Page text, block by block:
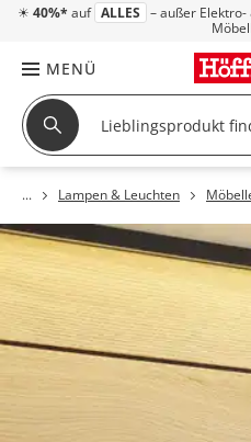
☀ 40%* auf ALLES – außer
MENÜ
Lampen & Leuchten